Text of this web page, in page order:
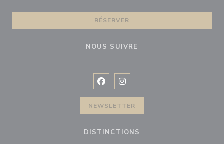
RÉSERVER
NOUS SUIVRE
Facebook ((ouvre une nouvelle
Instagram ((ouvre une
NEWSLETTER
DISTINCTIONS